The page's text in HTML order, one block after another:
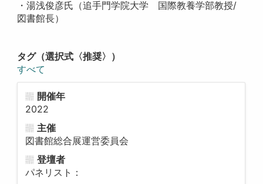
・湯浅俊彦氏（追手門学院大学 国際教養学部教授/
図書館長）
タグ（選択式〈推奨〉）
すべて
開催年
2022
主催
図書館総合展運営委員会
登壇者
パネリスト：